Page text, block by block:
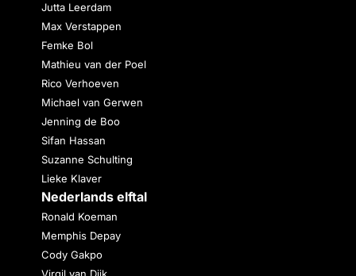
Jutta Leerdam
Max Verstappen
Femke Bol
Mathieu van der Poel
Rico Verhoeven
Michael van Gerwen
Jenning de Boo
Sifan Hassan
Suzanne Schulting
Lieke Klaver
Nederlands elftal
Ronald Koeman
Memphis Depay
Cody Gakpo